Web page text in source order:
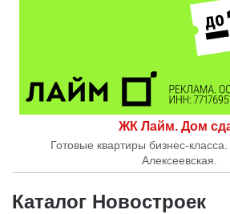
ЖК Лайм. Дом
Готовые квартиры бизнес-
Алексеевская.
Каталог Новостроек